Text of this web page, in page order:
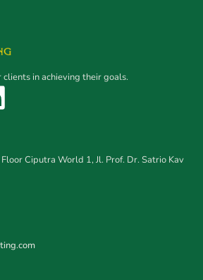
in achieving their goals.
Ciputra World 1, Jl. Prof. Dr. Satrio Kav